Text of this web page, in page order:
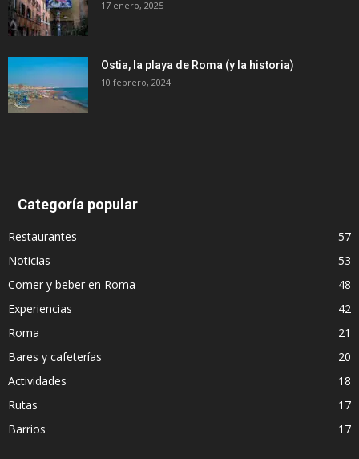
17 enero, 2025
Ostia, la playa de Roma (y la historia)
10 febrero, 2024
Categoría popular
Restaurantes
57
Noticias
53
Comer y beber en Roma
48
Experiencias
42
Roma
21
Bares y cafeterías
20
Actividades
18
Rutas
17
Barrios
17